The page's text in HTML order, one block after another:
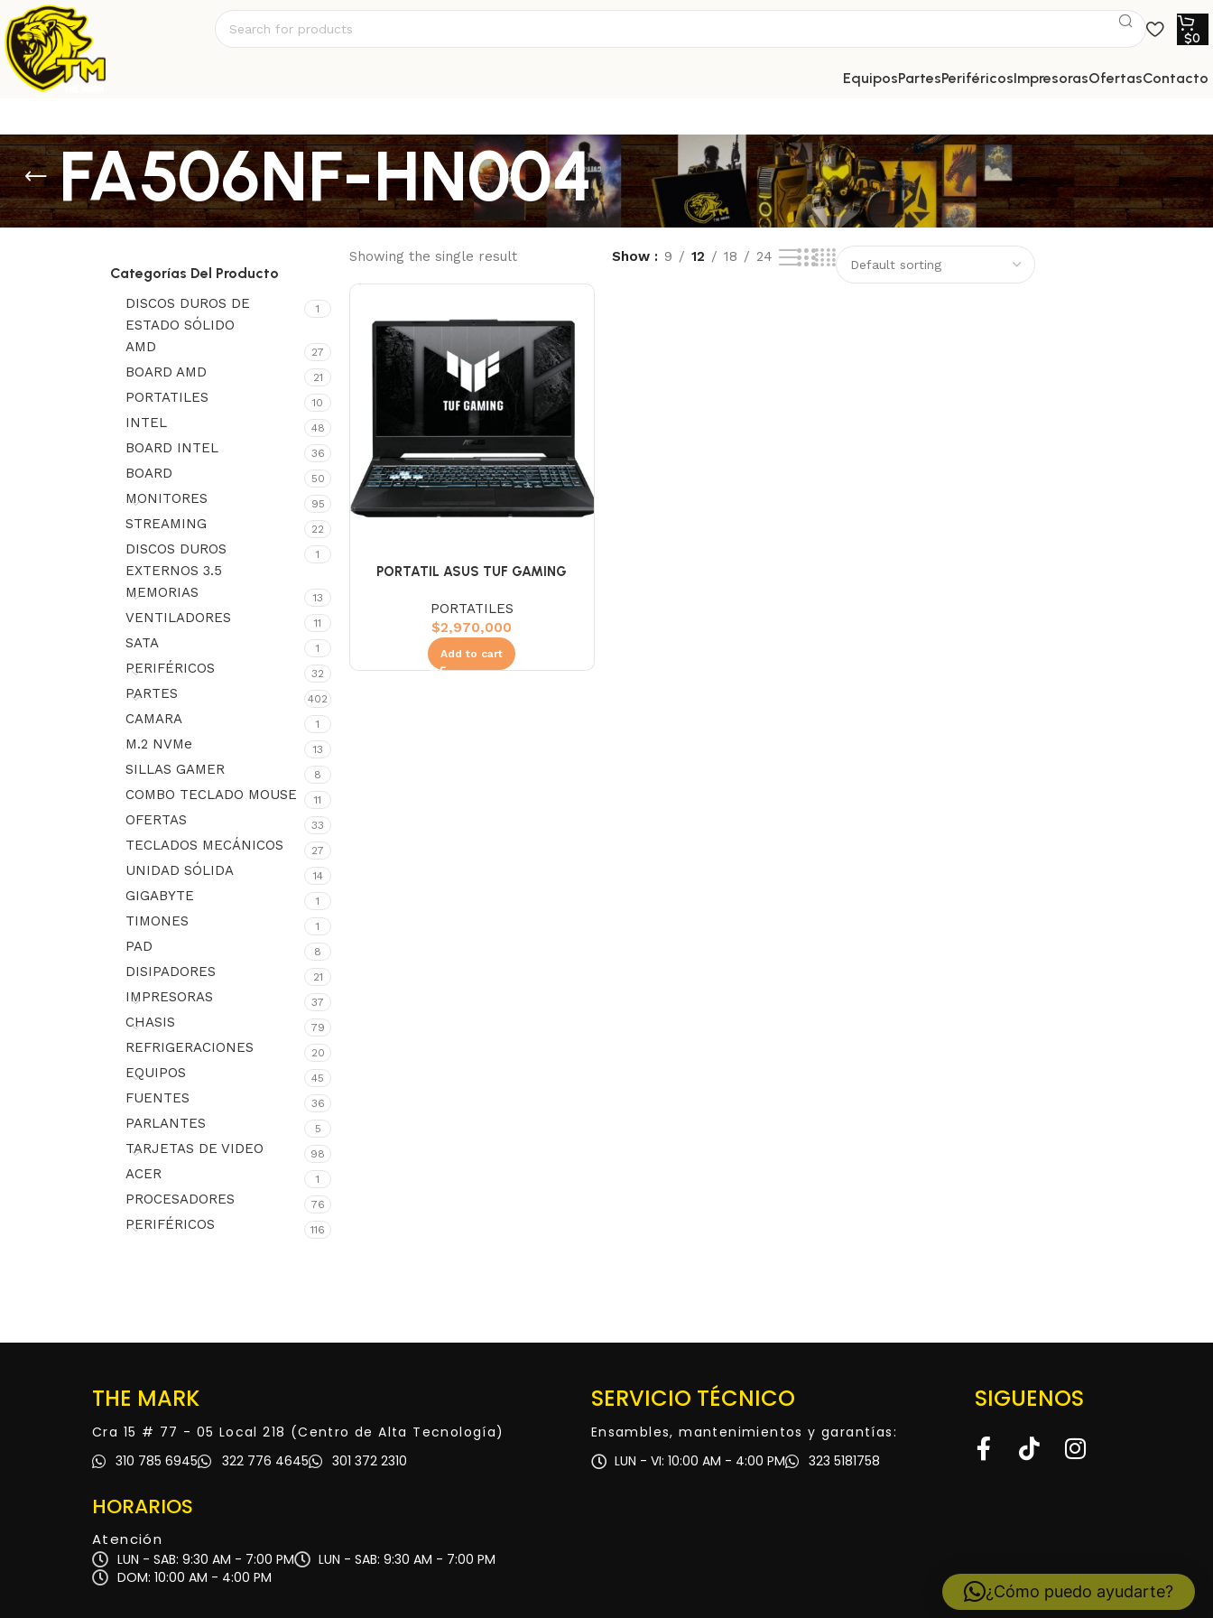
$0
equipos partes periféricos impresoras ofertas contacto
FA506NF-HN004
Categorías Del Producto
DISCOS DUROS DE
ESTADO SÓLIDO
1
AMD 27
BOARD AMD 21
PORTATILES 10
INTEL 48
BOARD INTEL 36
BOARD 50
MONITORES 95
STREAMING 22
DISCOS DUROS
EXTERNOS 3.5
1
MEMORIAS 13
VENTILADORES 11
SATA 1
PERIFÉRICOS 32
PARTES 402
CAMARA 1
M.2 NVMe 13
SILLAS GAMER 8
COMBO TECLADO MOUSE 11
OFERTAS 33
TECLADOS MECÁNICOS 27
UNIDAD SÓLIDA 14
GIGABYTE 1
TIMONES 1
PAD 8
DISIPADORES 21
IMPRESORAS 37
CHASIS 79
REFRIGERACIONES 20
EQUIPOS 45
FUENTES 36
PARLANTES 5
TARJETAS DE VIDEO 98
ACER 1
PROCESADORES 76
PERIFÉRICOS 116
Showing the single result Show 9 12 18 24
PORTATIL ASUS TUF GAMING
7535HS – 8GBDDR5 – 512GBSSD –
PANT 15,6″ FHD – GEFORCE RTX 2050
4GB GDDR6 – NO DVD – FREEDOS –
BLACK
PORTATILES
$2,970,000
Add to cart
THE MARK
Cra 15 # 77 - 05 Local 218 (Centro de Alta Tecnología)
310 785 6945
322 776 4645 301 372 2310
HORARIOS
Atención
LUN - SAB: 9:30 AM - 7:00 PM
LUN - SAB: 9:30 AM - 7:00 PM
DOM: 10:00 AM - 4:00 PM
SERVICIO TÉCNICO
Ensambles, mantenimientos y garantías:
LUN - VI: 10:00 AM - 4:00 PM
323 5181758
SIGUENOS
¿Cómo puedo ayudarte?